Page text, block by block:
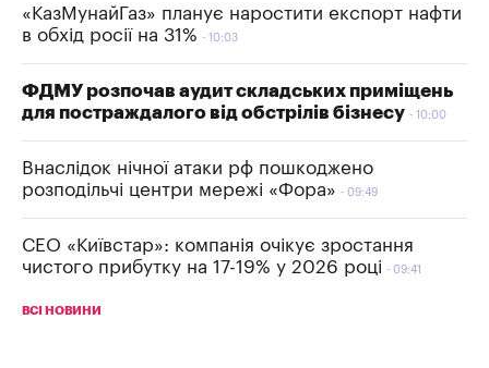
«КазМунайГаз» планує наростити експорт нафти
в обхід росії на 31%
10:03
ФДМУ розпочав аудит складських приміщень
для постраждалого від обстрілів бізнесу
10:00
Внаслідок нічної атаки рф пошкоджено
розподільчі центри мережі «Фора»
09:49
СЕО «Київстар»: компанія очікує зростання
чистого прибутку на 17-19% у 2026 році
09:41
ВСІ НОВИНИ